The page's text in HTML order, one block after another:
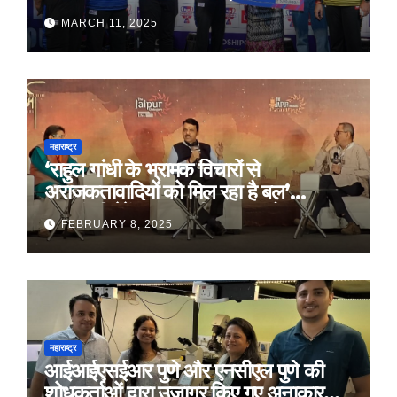
MARCH 11, 2025
महाराष्ट्र
‘राहुल गांधी के भ्रामक विचारों से
अराजकतावादियों को मिल रहा है बल’
मुख्यमंत्री देवेंद्र फडणवीस का आरोप
FEBRUARY 8, 2025
महाराष्ट्र
आईआईएसईआर पुणे और एनसीएल पुणे की